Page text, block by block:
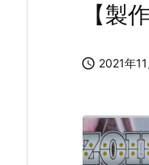
【製
 2021年